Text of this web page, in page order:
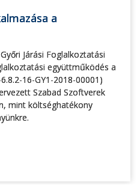
a
Járási Foglalkoztatási
együttműködés a
16-GY1-2018-00001)
Szabad Szoftverek
mint költséghatékony